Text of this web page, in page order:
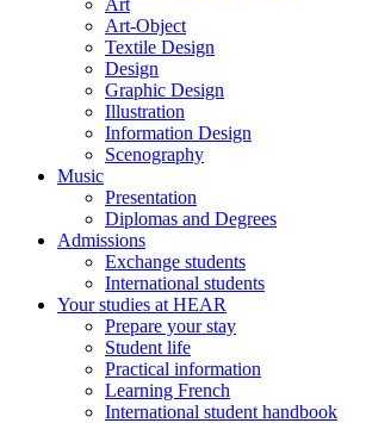
Art
Art-Object
Textile Design
Design
Graphic Design
Illustration
Information Design
Scenography
Music
Presentation
Diplomas and Degrees
Admissions
Exchange students
International students
Your studies at HEAR
Prepare your stay
Student life
Practical information
Learning French
International student handbook